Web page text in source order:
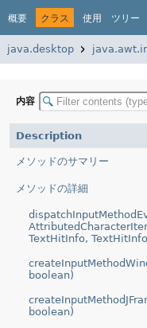
概要 クラス 使用 ツリー
java.desktop
内容
Description
メソッドのサマリー
メソッドの詳細
TextHitInfo,
boolean)
boolean)